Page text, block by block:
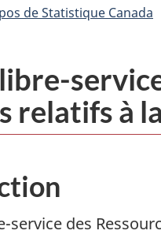
de Statistique Canada
relatifs à
service des